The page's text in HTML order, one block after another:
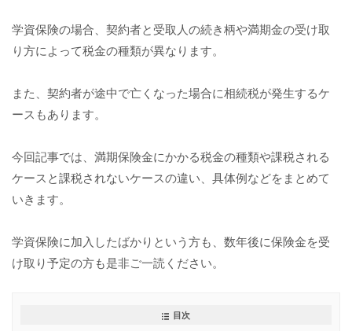
学資保険の場合、契約者と受取人の続き柄や満期金の受け取
り方によって税金の種類が異なります。
また、契約者が途中で亡くなった場合に相続税が発生するケ
ースもあります。
今回記事では、満期保険金にかかる税金の種類や課税される
ケースと課税されないケースの違い、具体例などをまとめて
いきます。
学資保険に加入したばかりという方も、数年後に保険金を受
け取り予定の方も是非ご一読ください。
目次